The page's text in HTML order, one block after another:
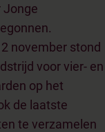
Jonge
november stond
voor vier- en
op het
de laatste
te verzamelen